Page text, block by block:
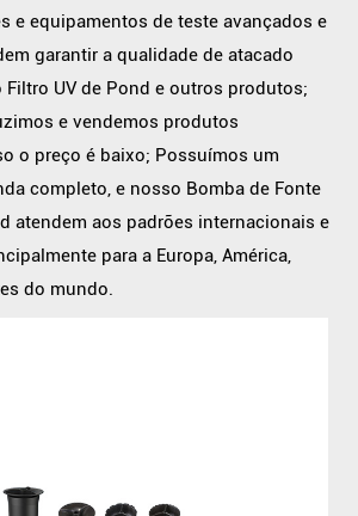
e equipamentos de teste avançados e
garantir a qualidade de atacado
UV de Pond e outros produtos;
e vendemos produtos
o preço é baixo; Possuímos um
completo, e nosso Bomba de Fonte
atendem aos padrões internacionais e
para a Europa, América,
do mundo.